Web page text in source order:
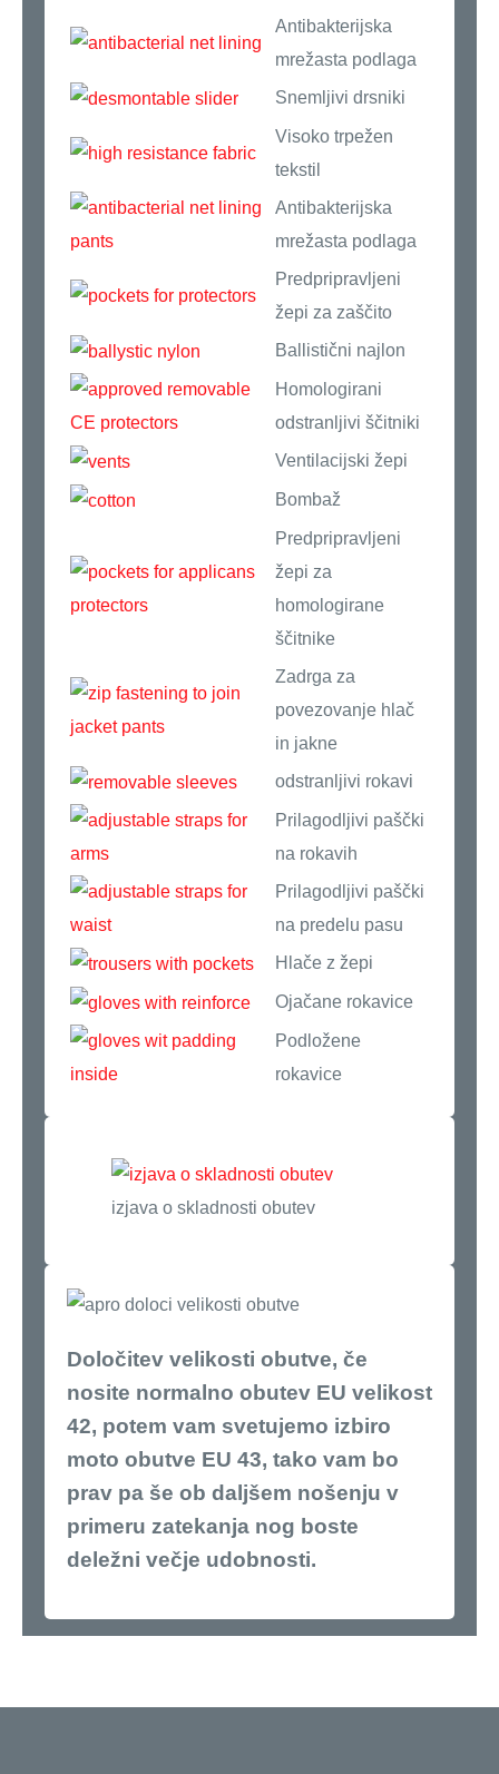
Antibakterijska
mrežasta podlaga
Snemljivi drsniki
Visoko trpežen
tekstil
Antibakterijska
mrežasta podlaga
Predpripravljeni
žepi za zaščito
Ballistični najlon
Homologirani
odstranljivi ščitniki
Ventilacijski žepi
Bombaž
Predpripravljeni
žepi za
homologirane
ščitnike
Zadrga za
povezovanje hlač
in jakne
odstranljivi rokavi
Prilagodljivi paščki
na rokavih
Prilagodljivi paščki
na predelu pasu
Hlače z žepi
Ojačane rokavice
Podložene
rokavice
izjava o skladnosti obutev
Določitev velikosti obutve, če
nosite normalno obutev EU velikost
42, potem vam svetujemo izbiro
moto obutve EU 43, tako vam bo
prav pa še ob daljšem nošenju v
primeru zatekanja nog boste
deležni večje udobnosti.